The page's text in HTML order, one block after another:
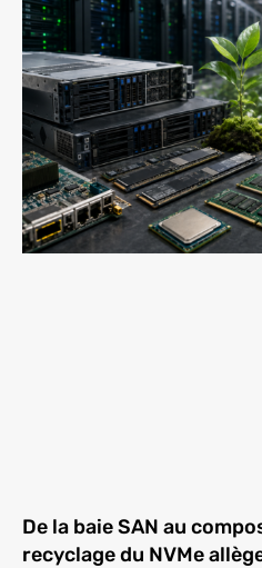
De la baie SAN au
recyclage du NVMe